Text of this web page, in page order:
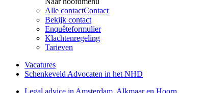
Alle contactContact
Bekijk contact
Enquêteformulier
Klachtenregeling
Tarieven
Vacatures
Schenkeveld Advocaten in het NHD
Legal advice in Amsterdam, Alkmaar en Hoorn